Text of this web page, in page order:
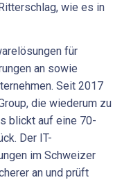
wie es in
für
an sowie
Seit 2017
die wiederum zu
blickt auf eine 70-
Der IT-
im Schweizer
an und prüft